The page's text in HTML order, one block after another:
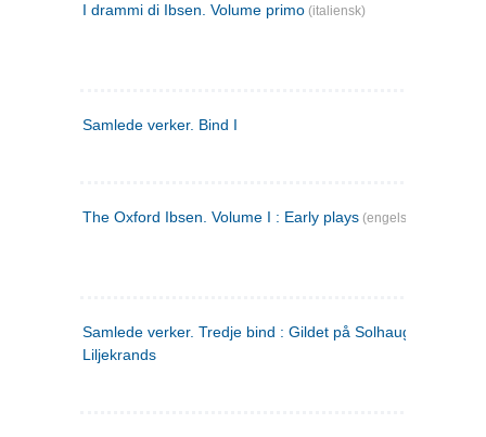
I drammi di Ibsen. Volume primo (italiensk)
Samlede verker. Bind I
The Oxford Ibsen. Volume I : Early plays (engelsk)
Samlede verker. Tredje bind : Gildet på Solhaug ; Olaf
Liljekrands